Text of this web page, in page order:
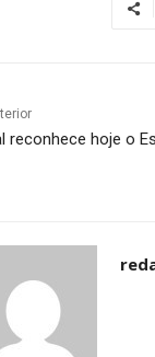
reconhece hoje o